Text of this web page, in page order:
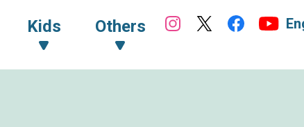
Kids Others